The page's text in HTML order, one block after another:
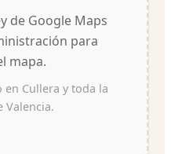
de Google Maps
para
mapa.
Cullera y toda la
Valencia.